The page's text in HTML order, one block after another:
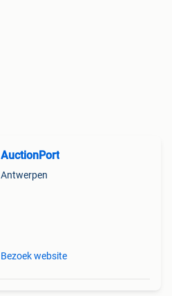
AuctionPort
Antwerpen
Bezoek website